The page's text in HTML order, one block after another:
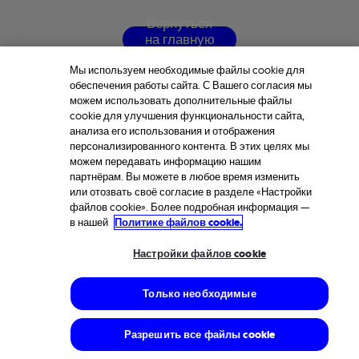
Вернуться
на главную
Мы используем необходимые файлы cookie для
обеспечения работы сайта. С Вашего согласия мы
можем использовать дополнительные файлы
cookie для улучшения функциональности сайта,
анализа его использования и отображения
персонализированного контента. В этих целях мы
можем передавать информацию нашим
партнёрам. Вы можете в любое время изменить
или отозвать своё согласие в разделе «Настройки
файлов cookie». Более подробная информация —
в нашей Политике файлов cookie.
Настройки файлов cookie
Только необходимые
Разрешить все файлы cookie